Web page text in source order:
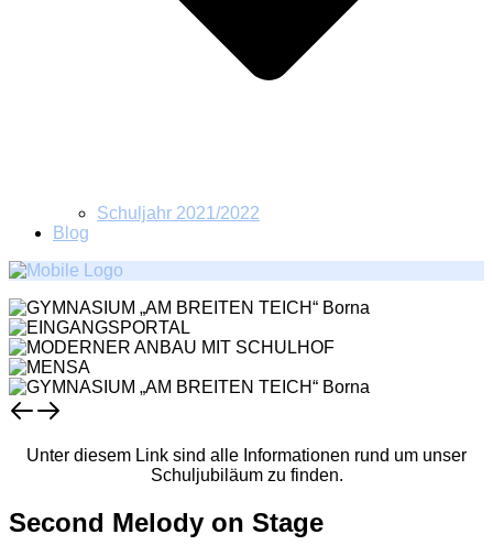
Schuljahr 2021/2022
Blog
Unter diesem Link sind alle Informationen rund um unser
Schuljubiläum zu finden.
Second Melody on Stage